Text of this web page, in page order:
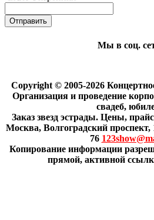
Мы в соц.
Copyright © 2005-2026
Организация и проведение
свадеб,
Заказ звезд эстрады. Цены,
Москва, Волгоградский проспект,
76
Копирование информации
прямой, активной